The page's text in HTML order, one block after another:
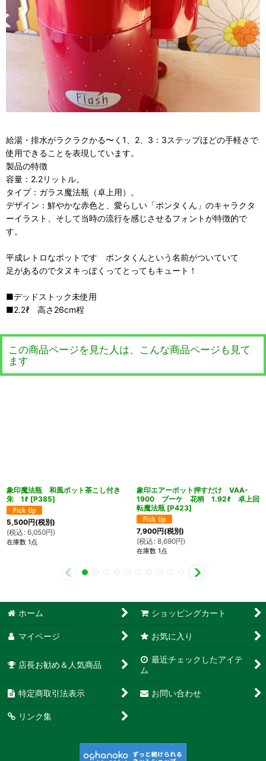
給湯・排水がラクラクかる〜く1、2、3：3ステップほどの手軽さで
使用できることを表現しています。
製品の特徴
容量：2.2リットル。
タイプ：ガラス魔法瓶（卓上用）。
デザイン：鮮やかな赤色と、愛らしい「ポンタくん」のキャラクタ
ーイラスト、そして当時の流行を感じさせるフォントが特徴的で
す。
平成レトロなポットです ポンタくんという名前がついていて
足があるのでタヌキっぽくってとってもキュート！
■デッドストック未使用
■2.2ℓ 高さ26cm程
この商品ページを見た人は、こんな商品ページも見て
ます
象印魔法瓶 和風ポット茶こし付き
朱 1ℓ [P385]
5,500円(税別)
(税込 : 6,050円)
在庫数 1点
象印エアーポット押すだけ VAA-
1900 ブーケ 花柄 1.92ℓ 卓上回
転魔法瓶 [P423]
7,900円(税別)
(税込 : 8,690円)
在庫数 1点
ホーム ショッピングカート
マイページ お気に入り
店長お勧め＆人気商品
最近チェックしたアイテ
ム
特定商取引法表示 お問い合わせ
リンク集